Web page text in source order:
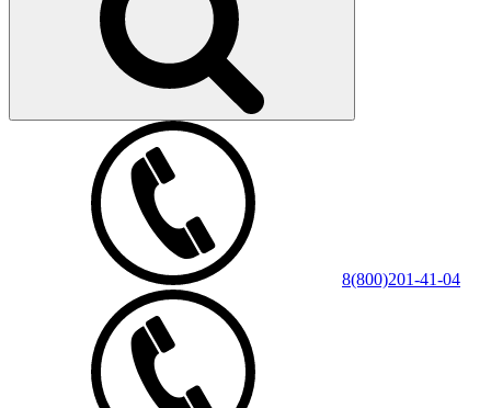
8(800)201-41-04